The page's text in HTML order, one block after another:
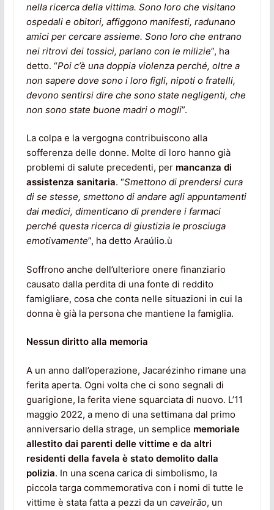
nella ricerca della vittima. Sono loro che visitano
ospedali e obitori, affiggono manifesti, radunano
amici per cercare assieme. Sono loro che entrano
nei ritrovi dei tossici, parlano con le milizie”, ha
detto. “Poi c’è una doppia violenza perché, oltre a
non sapere dove sono i loro figli, nipoti o fratelli,
devono sentirsi dire che sono state negligenti, che
non sono state buone madri o mogli”.
La colpa e la vergogna contribuiscono alla
sofferenza delle donne. Molte di loro hanno già
problemi di salute precedenti, per mancanza di
assistenza sanitaria. “Smettono di prendersi cura
di se stesse, smettono di andare agli appuntamenti
dai medici, dimenticano di prendere i farmaci
perché questa ricerca di giustizia le prosciuga
emotivamente”, ha detto Araúlio.ù
Soffrono anche dell’ulteriore onere finanziario
causato dalla perdita di una fonte di reddito
famigliare, cosa che conta nelle situazioni in cui la
donna è già la persona che mantiene la famiglia.
Nessun diritto alla memoria
A un anno dall’operazione, Jacarézinho rimane una
ferita aperta. Ogni volta che ci sono segnali di
guarigione, la ferita viene squarciata di nuovo. L’11
maggio 2022, a meno di una settimana dal primo
anniversario della strage, un semplice memoriale
allestito dai parenti delle vittime e da altri
residenti della favela è stato demolito dalla
polizia. In una scena carica di simbolismo, la
piccola targa commemorativa con i nomi di tutte le
vittime è stata fatta a pezzi da un caveirão, un